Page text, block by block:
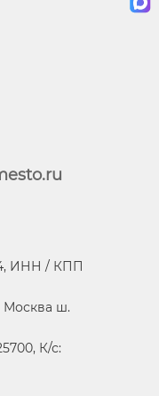
ИНН / КПП
Москва ш.
К/с: